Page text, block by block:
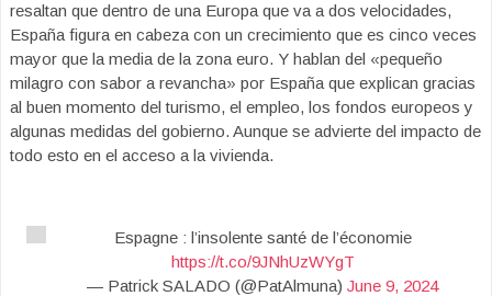
resaltan que dentro de una Europa que va a dos velocidades,
España figura en cabeza con un crecimiento que es cinco veces
mayor que la media de la zona euro. Y hablan del «pequeño
milagro con sabor a revancha» por España que explican gracias
al buen momento del turismo, el empleo, los fondos europeos y
algunas medidas del gobierno. Aunque se advierte del impacto de
todo esto en el acceso a la vivienda.
Espagne : l’insolente santé de l’économie
https://t.co/9JNhUzWYgT
— Patrick SALADO (@PatAlmuna) June 9, 2024